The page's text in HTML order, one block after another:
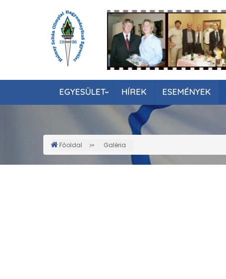
EGYESÜLET HÍREK ESEMÉNYEK
Morzsa
Főoldal Galéria